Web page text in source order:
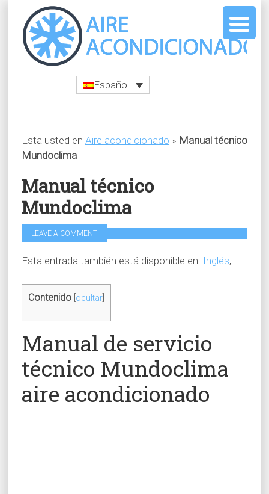
Español
Esta usted en Aire acondicionado » Manual técnico
Mundoclima
Manual técnico
Mundoclima
LEAVE A COMMENT
Esta entrada también está disponible en: Inglés
Contenido ocultar]
Manual de servicio
técnico Mundoclima
aire acondicionado